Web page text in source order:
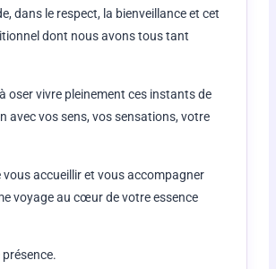
dans le respect, la bienveillance et cet
dont nous avons tous tant
oser vivre pleinement ces instants de
avec vos sens, vos sensations, votre
vous accueillir et vous accompagner
voyage au cœur de votre essence